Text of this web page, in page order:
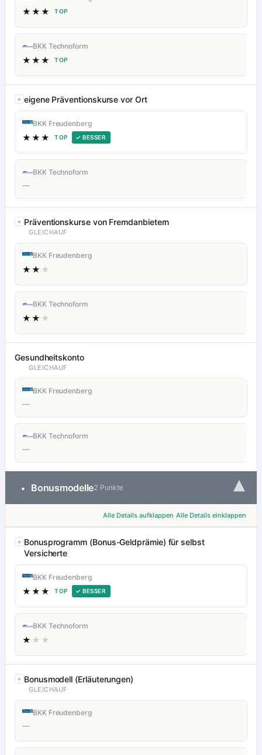
★★★ TOP
BKK Technoform
★★★ TOP
eigene Präventionskurse vor Ort
BKK Freudenberg
★★★ TOP ✓ BESSER
BKK Technoform
—
Präventionskurse von Fremdanbietern
GLEICHAUF
BKK Freudenberg
★★ ★
BKK Technoform
★★ ★
Gesundheitskonto
GLEICHAUF
BKK Freudenberg
—
BKK Technoform
—
• Bonusmodelle2 Punkte ▾
Alle Details aufklappen Alle Details einklappen
Bonusprogramm (Bonus-Geldprämie) für selbst
Versicherte
BKK Freudenberg
★★★ TOP ✓ BESSER
BKK Technoform
★ ★★
Bonusmodell (Erläuterungen)
GLEICHAUF
BKK Freudenberg
—